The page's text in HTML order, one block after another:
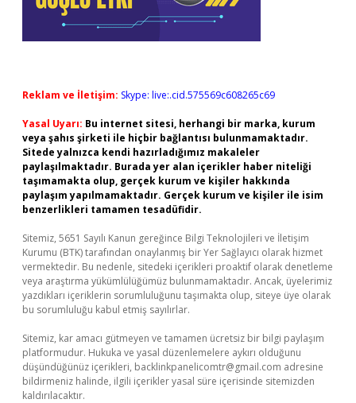
Reklam ve İletişim: Skype: live:.cid.575569c608265c69
Yasal Uyarı: Bu internet sitesi, herhangi bir marka, kurum
veya şahıs şirketi ile hiçbir bağlantısı bulunmamaktadır.
Sitede yalnızca kendi hazırladığımız makaleler
paylaşılmaktadır. Burada yer alan içerikler haber niteliği
taşımamakta olup, gerçek kurum ve kişiler hakkında
paylaşım yapılmamaktadır. Gerçek kurum ve kişiler ile isim
benzerlikleri tamamen tesadüfidir.
Sitemiz, 5651 Sayılı Kanun gereğince Bilgi Teknolojileri ve İletişim
Kurumu (BTK) tarafından onaylanmış bir Yer Sağlayıcı olarak hizmet
vermektedir. Bu nedenle, sitedeki içerikleri proaktif olarak denetleme
veya araştırma yükümlülüğümüz bulunmamaktadır. Ancak, üyelerimiz
yazdıkları içeriklerin sorumluluğunu taşımakta olup, siteye üye olarak
bu sorumluluğu kabul etmiş sayılırlar.
Sitemiz, kar amacı gütmeyen ve tamamen ücretsiz bir bilgi paylaşım
platformudur. Hukuka ve yasal düzenlemelere aykırı olduğunu
düşündüğünüz içerikleri, backlinkpanelicomtr@gmail.com adresine
bildirmeniz halinde, ilgili içerikler yasal süre içerisinde sitemizden
kaldırılacaktır.